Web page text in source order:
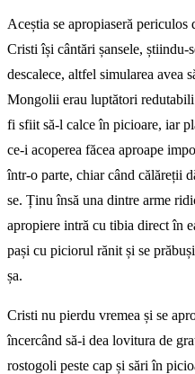
Aceștia se apropiaseră periculos
Cristi își cântări șansele, știindu-
descalece, altfel simularea avea
Mongolii erau luptători
fi sfiit să-l calce în picioare, iar
ce-i acoperea făcea aproape
într-o parte, chiar când călăreții
se. Ținu însă una dintre arme
apropiere intră cu tibia direct în
pași cu piciorul rănit și se
șa.
Cristi nu pierdu vremea și se
încercând să-i dea lovitura de
rostogoli peste cap și sări în